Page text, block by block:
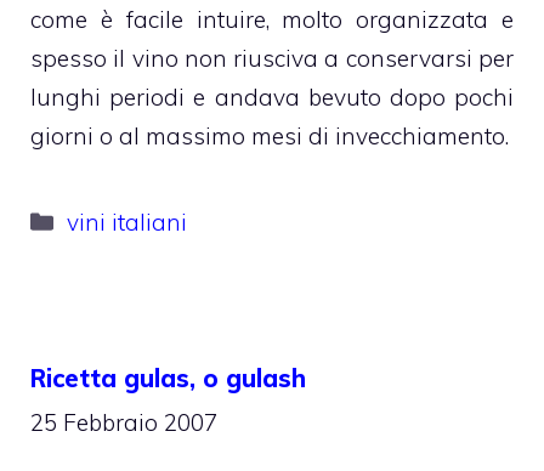
come è facile intuire, molto organizzata e
spesso il vino non riusciva a conservarsi per
lunghi periodi e andava bevuto dopo pochi
giorni o al massimo mesi di invecchiamento.
Categorie
vini italiani
Ricetta gulas, o gulash
25 Febbraio 2007